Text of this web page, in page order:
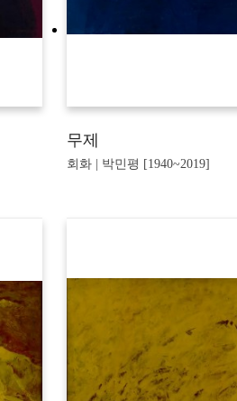
무제
회화 | 박민평 [1940~2019]